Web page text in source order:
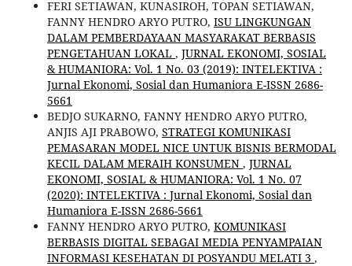
FERI SETIAWAN, KUNASIROH, TOPAN SETIAWAN,
FANNY HENDRO ARYO PUTRO, ISU LINGKUNGAN
DALAM PEMBERDAYAAN MASYARAKAT BERBASIS
PENGETAHUAN LOKAL , JURNAL EKONOMI, SOSIAL
& HUMANIORA: Vol. 1 No. 03 (2019): INTELEKTIVA :
Jurnal Ekonomi, Sosial dan Humaniora E-ISSN 2686-
5661
BEDJO SUKARNO, FANNY HENDRO ARYO PUTRO,
ANJIS AJI PRABOWO, STRATEGI KOMUNIKASI
PEMASARAN MODEL NICE UNTUK BISNIS BERMODAL
KECIL DALAM MERAIH KONSUMEN , JURNAL
EKONOMI, SOSIAL & HUMANIORA: Vol. 1 No. 07
(2020): INTELEKTIVA : Jurnal Ekonomi, Sosial dan
Humaniora E-ISSN 2686-5661
FANNY HENDRO ARYO PUTRO, KOMUNIKASI
BERBASIS DIGITAL SEBAGAI MEDIA PENYAMPAIAN
INFORMASI KESEHATAN DI POSYANDU MELATI 3 ,